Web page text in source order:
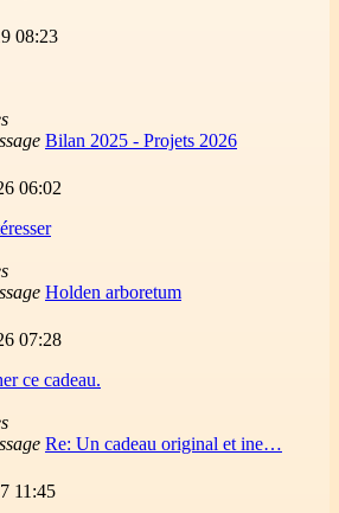
08:23
Bilan 2025 - Projets 2026
06:02
Holden arboretum
07:28
ce cadeau.
Re: Un cadeau original et ine…
11:45